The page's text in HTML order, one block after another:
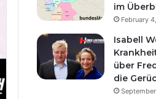
im
February
Isabell
über
die